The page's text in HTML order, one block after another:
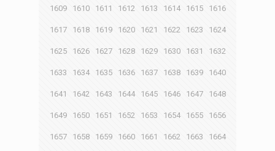
1609 1610 1611 1612 1613 1614 1615 1616
1617 1618 1619 1620 1621 1622 1623 1624
1625 1626 1627 1628 1629 1630 1631 1632
1633 1634 1635 1636 1637 1638 1639 1640
1641 1642 1643 1644 1645 1646 1647 1648
1649 1650 1651 1652 1653 1654 1655 1656
1657 1658 1659 1660 1661 1662 1663 1664